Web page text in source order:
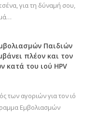
για τη δύναμή σου,
Παιδιών
πλέον και τον
κατά του ιού HPV
των αγοριών για τον ιό
Εμβολιασμών